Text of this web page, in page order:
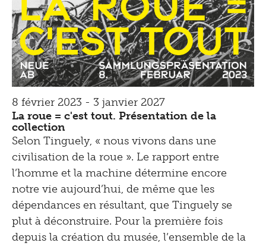
8 février 2023 - 3 janvier 2027
La roue = c'est tout. Présentation de la
collection
Selon Tinguely, « nous vivons dans une
civilisation de la roue ». Le rapport entre
l’homme et la machine détermine encore
notre vie aujourd’hui, de même que les
dépendances en résultant, que Tinguely se
plut à déconstruire. Pour la première fois
depuis la création du musée, l’ensemble de la